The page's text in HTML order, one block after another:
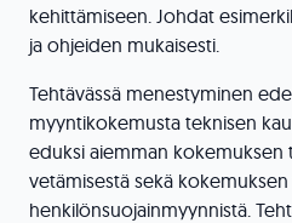
kehittämiseen. Johdat
ja ohjeiden mukaisesti.
Tehtävässä menestyminen
myyntikokemusta teknisen
eduksi aiemman kokemuksen
vetämisestä sekä
henkilönsuojainmyynnistä.